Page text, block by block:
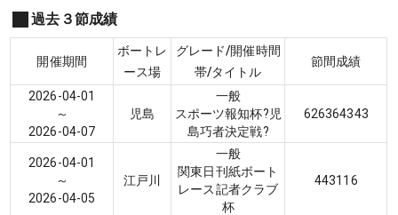
過去３節成績
開催期間
ボートレ
ース場
グレード/開催時間
帯/タイトル
節間成績
2026-04-01
～
2026-04-07
児島
一般
スポーツ報知杯?児
島巧者決定戦?
626364343
2026-04-01
～
2026-04-05
江戸川
一般
関東日刊紙ボート
レース記者クラブ
杯
4431 1 6